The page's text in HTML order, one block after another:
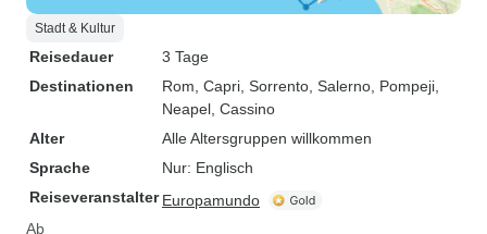
Stadt & Kultur
Reisedauer
3 Tage
Destinationen
Rom , Capri , Sorrento , Salerno , Pompeji
Neapel , Cassino
Alter
Alle Altersgruppen willkommen
Sprache
Nur: Englisch
Reiseveranstalter Europamundo
Ab